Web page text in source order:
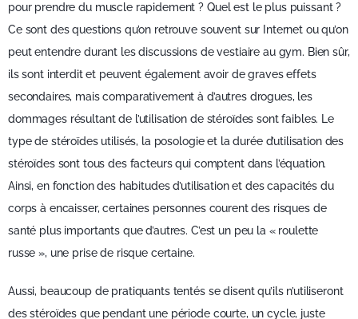
pour prendre du muscle rapidement ? Quel est le plus puissant ?
Ce sont des questions qu’on retrouve souvent sur Internet ou qu’on
peut entendre durant les discussions de vestiaire au gym. Bien sûr,
ils sont interdit et peuvent également avoir de graves effets
secondaires, mais comparativement à d’autres drogues, les
dommages résultant de l’utilisation de stéroïdes sont faibles. Le
type de stéroïdes utilisés, la posologie et la durée d’utilisation des
stéroïdes sont tous des facteurs qui comptent dans l’équation.
Ainsi, en fonction des habitudes d’utilisation et des capacités du
corps à encaisser, certaines personnes courent des risques de
santé plus importants que d’autres. C’est un peu la « roulette
russe », une prise de risque certaine.
Aussi, beaucoup de pratiquants tentés se disent qu’ils n’utiliseront
des stéroïdes que pendant une période courte, un cycle, juste